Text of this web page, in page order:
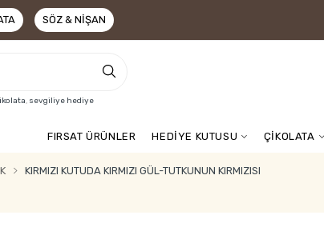
SÖZ & NIŞAN
, sevgiliye hediye
FIRSAT ÜRÜNLER HEDİYE KUTUSU ÇİKOLATA
KIRMIZI KUTUDA KIRMIZI GÜL-TUTKUNUN KIRMIZISI